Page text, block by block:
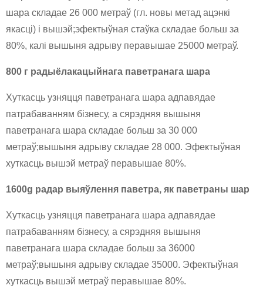
шара складае 26 000 метраў (гл. новы метад ацэнкі
якасці) і вышэй;эфектыўная стаўка складае больш за
80%, калі вышыня адрыву перавышае 25000 метраў.
800 г радыёлакацыйнага паветранага шара
Хуткасць узняцця паветранага шара адпавядае
патрабаванням бізнесу, а сярэдняя вышыня
паветранага шара складае больш за 30 000
метраў;вышыня адрыву складае 28 000. Эфектыўная
хуткасць вышэй метраў перавышае 80%.
1600g радар выяўлення паветра, як паветраны шар
Хуткасць узняцця паветранага шара адпавядае
патрабаванням бізнесу, а сярэдняя вышыня
паветранага шара складае больш за 36000
метраў;вышыня адрыву складае 35000. Эфектыўная
хуткасць вышэй метраў перавышае 80%.